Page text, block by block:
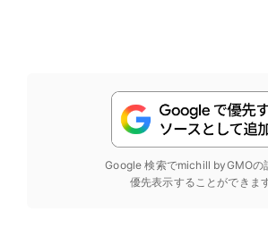
Google 検索でmichill byGMOの
優先表示することができま